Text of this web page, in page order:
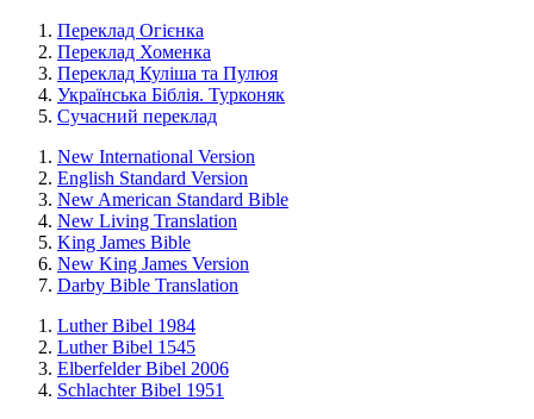
Переклад Огієнка
Переклад Хоменка
Переклад Куліша та Пулюя
Українська Біблія. Турконяк
Сучасний переклад
New International Version
English Standard Version
New American Standard Bible
New Living Translation
King James Bible
New King James Version
Darby Bible Translation
Luther Bibel 1984
Luther Bibel 1545
Elberfelder Bibel 2006
Schlachter Bibel 1951